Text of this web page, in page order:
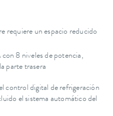
requiere un espacio reducido
8 niveles de potencia,
parte trasera
control digital de refrigeración
el sistema automático del